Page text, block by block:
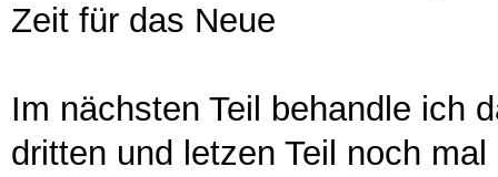
Zeit für das Neue
Im nächsten Teil behandle ich
dritten und letzen Teil noch